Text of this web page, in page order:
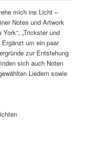
mich ins Licht –
Notes und Artwork
„Trickster und
Ergänzt um ein paar
zur Entstehung
sich auch Noten
Liedern sowie